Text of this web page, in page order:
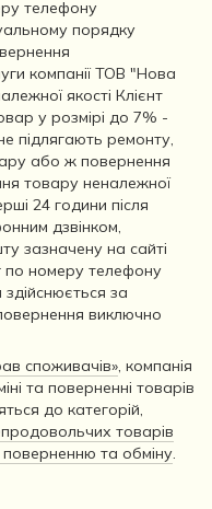
телефону
порядку
компанії ТОВ "Нова
якості Клієнт
у розмірі до 7% -
підлягають ремонту,
або ж повернення
товару неналежної
24 години після
дзвінком,
зазначену на сайті
по номеру телефону
за
виключно
споживачів», компанія
та поверненні товарів
до категорій,
товарів
поверненню та обміну.